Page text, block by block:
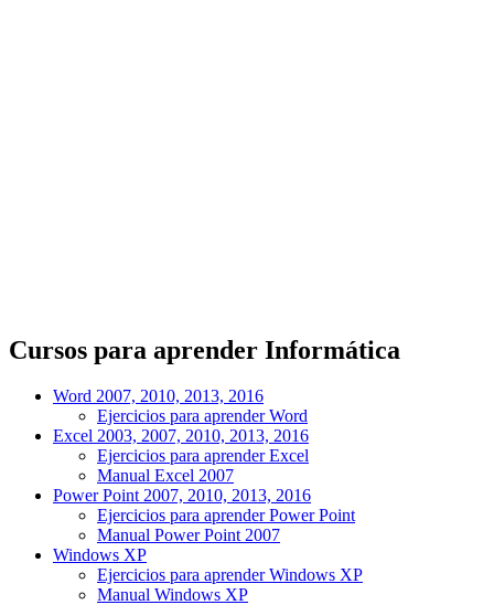
Cursos para aprender Informática
Word 2007, 2010, 2013, 2016
Ejercicios para aprender Word
Excel 2003, 2007, 2010, 2013, 2016
Ejercicios para aprender Excel
Manual Excel 2007
Power Point 2007, 2010, 2013, 2016
Ejercicios para aprender Power Point
Manual Power Point 2007
Windows XP
Ejercicios para aprender Windows XP
Manual Windows XP